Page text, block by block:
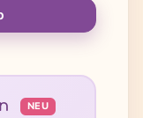
NEU